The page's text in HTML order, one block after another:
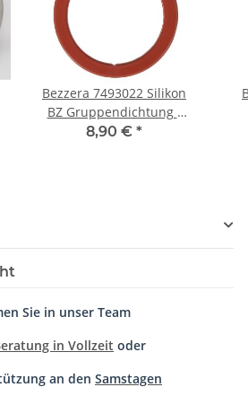
Bezzera 7493022 Silikon
BZ Gruppendichtung -
rot
8,90 € *
Sie in unser Team
in Vollzeit oder
an den Samstagen